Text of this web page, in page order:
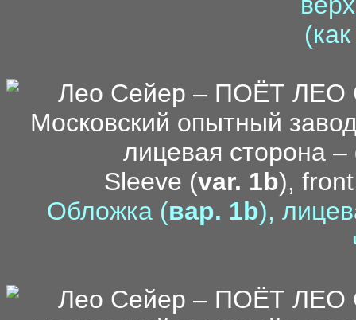
Sleeve (var. 1b),
Обложка (вар. 1b),